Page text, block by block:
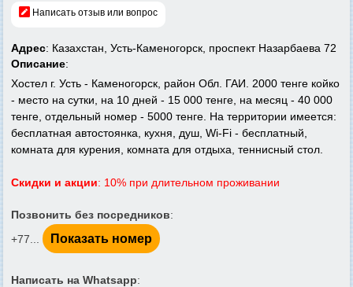
Написать отзыв или вопрос
Адрес: Казахстан, Усть-Каменогорск, проспект Назарбаева 72
Описание:
Хостел г. Усть - Каменогорск, район Обл. ГАИ. 2000 тенге койко
- место на сутки, на 10 дней - 15 000 тенге, на месяц - 40 000
тенге, отдельный номер - 5000 тенге. На территории имеется:
бесплатная автостоянка, кухня, душ, Wi-Fi - бесплатный,
комната для курения, комната для отдыха, теннисный стол.
Скидки и акции: 10% при длительном проживании
Позвонить без посредников:
+77...
Показать номер
Написать на Whatsapp: